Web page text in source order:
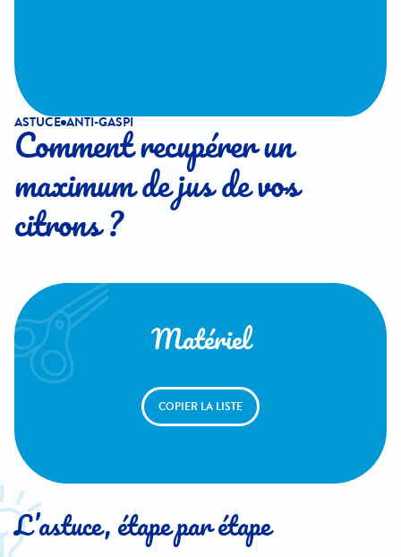
ASTUCE ANTI-GASPI
Comment recupérer un
maximum de jus de vos
citrons ?
Matériel
COPIER LA LISTE
L’astuce, étape par étape